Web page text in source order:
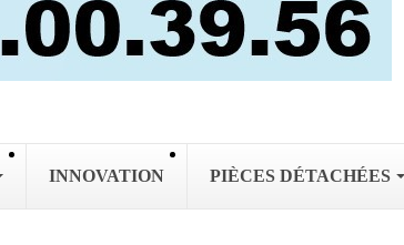
INNOVATION PIÈCES DÉTACHÉES